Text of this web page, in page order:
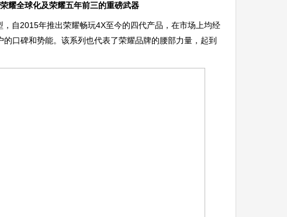
耀全球化及荣耀五年前三的重磅武器
自2015年推出荣耀畅玩4X至今的四代产品，在市场上均经
口碑和势能。该系列也代表了荣耀品牌的腰部力量，起到